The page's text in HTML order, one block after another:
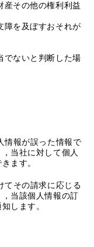
産その他の権利利益
障を及ぼすおそれが
でないと判断した場
情報が誤った情報で
当社に対して個人
ます。
てその請求に応じる
当該個人情報の訂
します。